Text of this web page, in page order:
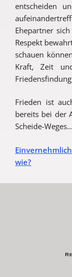
entscheiden
Ehepartner
Respekt
schauen
Kraft, Zeit
Frieden ist
bereits bei der
Scheide-Weges…
wie?